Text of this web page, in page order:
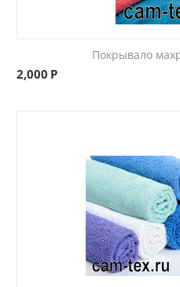
Покрывало
2,000 Р